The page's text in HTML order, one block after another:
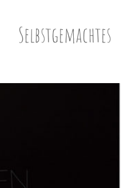
Selbstgemachtes